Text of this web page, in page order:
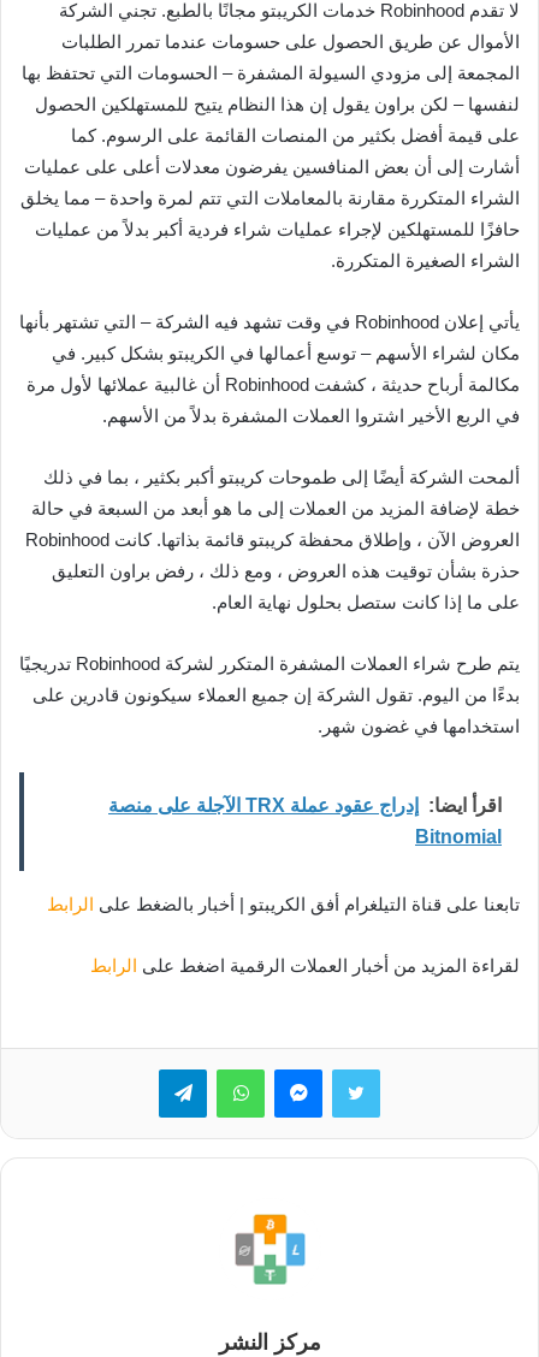
لا تقدم Robinhood خدمات الكريبتو مجانًا بالطبع. تجني الشركة
الأموال عن طريق الحصول على حسومات عندما تمرر الطلبات
المجمعة إلى مزودي السيولة المشفرة – الحسومات التي تحتفظ بها
لنفسها – لكن براون يقول إن هذا النظام يتيح للمستهلكين الحصول
على قيمة أفضل بكثير من المنصات القائمة على الرسوم. كما
أشارت إلى أن بعض المنافسين يفرضون معدلات أعلى على عمليات
الشراء المتكررة مقارنة بالمعاملات التي تتم لمرة واحدة – مما يخلق
حافزًا للمستهلكين لإجراء عمليات شراء فردية أكبر بدلاً من عمليات
الشراء الصغيرة المتكررة.
يأتي إعلان Robinhood في وقت تشهد فيه الشركة – التي تشتهر بأنها
مكان لشراء الأسهم – توسع أعمالها في الكريبتو بشكل كبير. في
مكالمة أرباح حديثة ، كشفت Robinhood أن غالبية عملائها لأول مرة
في الربع الأخير اشتروا العملات المشفرة بدلاً من الأسهم.
ألمحت الشركة أيضًا إلى طموحات كريبتو أكبر بكثير ، بما في ذلك
خطة لإضافة المزيد من العملات إلى ما هو أبعد من السبعة في حالة
العروض الآن ، وإطلاق محفظة كريبتو قائمة بذاتها. كانت Robinhood
حذرة بشأن توقيت هذه العروض ، ومع ذلك ، رفض براون التعليق
على ما إذا كانت ستصل بحلول نهاية العام.
يتم طرح شراء العملات المشفرة المتكرر لشركة Robinhood تدريجيًا
بدءًا من اليوم. تقول الشركة إن جميع العملاء سيكونون قادرين على
استخدامها في غضون شهر.
اقرأ ايضا:
إدراج عقود عملة TRX الآجلة على منصة
Bitnomial
تابعنا على قناة التيلغرام أفق الكريبتو | أخبار بالضغط على الرابط
لقراءة المزيد من أخبار العملات الرقمية اضغط على الرابط
تويتر ماسنجرواتساب تيلقرام
مركز النشر